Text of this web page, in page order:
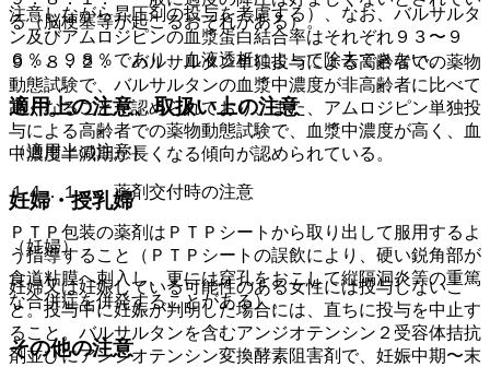
注意しながら昇圧剤の投与を考慮する）、なお、バルサルタ
ン及びアムロジピンの血漿蛋白結合率はそれぞれ９３〜９
６％、９８％であり、血液透析によって除去できない。
適用上の注意、取扱い上の注意
（適用上の注意）
１４．１． 薬剤交付時の注意
ＰＴＰ包装の薬剤はＰＴＰシートから取り出して服用するよ
う指導すること（ＰＴＰシートの誤飲により、硬い鋭角部が
食道粘膜へ刺入し、更には穿孔をおこして縦隔洞炎等の重篤
な合併症を併発することがある）。
その他の注意
る（脳梗塞等が起こるおそれがある）。
９．８．２． バルサルタン単独投与による高齢者での薬物
動態試験で、バルサルタンの血漿中濃度が非高齢者に比べて
高くなることが認められており、また、アムロジピン単独投
与による高齢者での薬物動態試験で、血漿中濃度が高く、血
中濃度半減期が長くなる傾向が認められている。
妊婦・授乳婦
（妊婦）
妊婦又は妊娠している可能性のある女性には投与しないこ
と。投与中に妊娠が判明した場合には、直ちに投与を中止す
ること。バルサルタンを含むアンジオテンシン２受容体拮抗
剤並びにアンジオテンシン変換酵素阻害剤で、妊娠中期〜末